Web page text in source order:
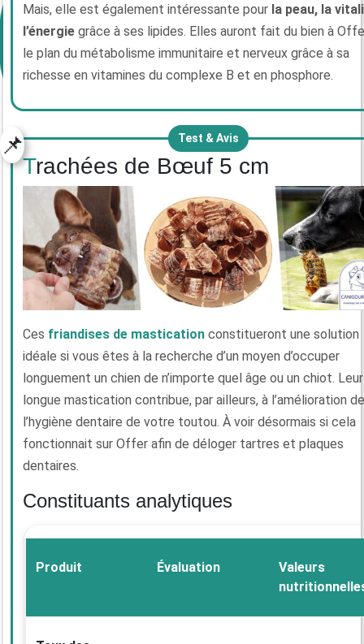
Mais, elle est également intéressante pour la peau, la
l’énergie grâce à ses lipides. Elles auront fait du bien à
le plan du métabolisme immunitaire et nerveux grâce à sa
richesse en vitamines du complexe B et en phosphore.
Test & Avis
📌
Trachées de Bœuf 5 cm
Ces friandises de mastication constitueront une solution
idéale si vous êtes à la recherche d’un moyen d’occuper
longuement un chien de n’importe quel âge ou un chiot. Leur
longue mastication contribue, par ailleurs, à l’amélioration de
l’hygiène dentaire de votre toutou. À voir désormais si cela
fonctionnait sur Offer afin de déloger tartres et plaques
dentaires.
Constituants analytiques
Produit Évaluation
Valeurs